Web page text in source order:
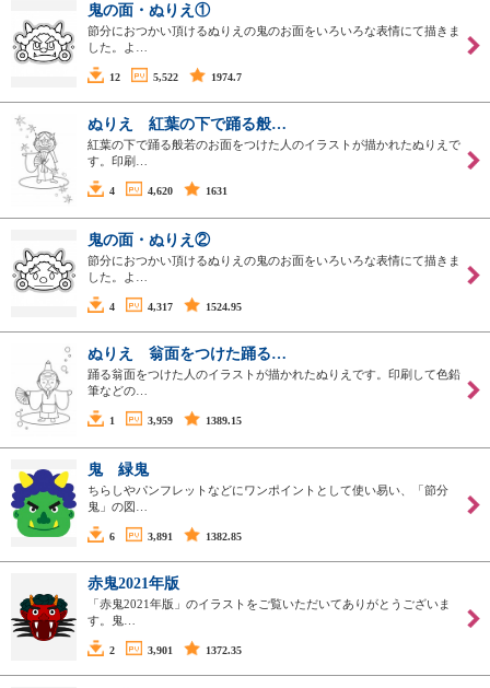
鬼の面・ぬりえ①
節分におつかい頂けるぬりえの鬼のお面をいろいろな表情にて描きま
した。よ…
12 5,522 1974.7
ぬりえ 紅葉の下で踊る般…
紅葉の下で踊る般若のお面をつけた人のイラストが描かれたぬりえで
す。印刷…
4 4,620 1631
鬼の面・ぬりえ②
節分におつかい頂けるぬりえの鬼のお面をいろいろな表情にて描きま
した。よ…
4 4,317 1524.95
ぬりえ 翁面をつけた踊る…
踊る翁面をつけた人のイラストが描かれたぬりえです。印刷して色鉛
筆などの…
1 3,959 1389.15
鬼 緑鬼
ちらしやパンフレットなどにワンポイントとして使い易い、「節分
鬼」の図…
6 3,891 1382.85
赤鬼2021年版
「赤鬼2021年版」のイラストをご覧いただいてありがとうございま
す。鬼…
2 3,901 1372.35